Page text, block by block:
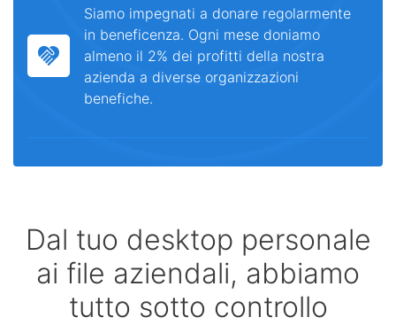
Siamo impegnati a donare regolarmente
in beneficenza. Ogni mese doniamo
almeno il 2% dei profitti della nostra
azienda a diverse organizzazioni
benefiche.
Dal tuo desktop personale
ai file aziendali, abbiamo
tutto sotto controllo